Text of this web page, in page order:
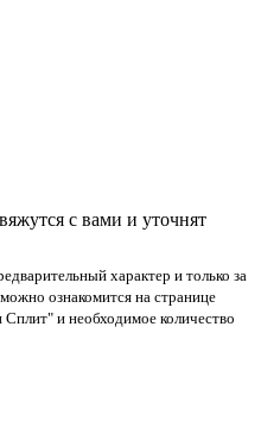
с вами и уточнят
характер и только за
ознакомится на странице
и необходимое количество